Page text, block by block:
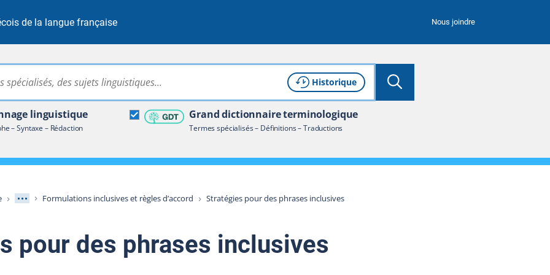
de la langue française
Nous joindre
Rechercher dans tout le site
Lancer la recherche
Consulter l'
Historiquede recherche
linguistique
– Syntaxe – Rédaction
Grand dictionnaire terminologique
Termes spécialisés – Définitions – Traductions
terminologique
Afficher les niveaux intermédiaires
Formulations inclusives et règles d’accord Stratégies pour des phrases inclusives
pour des phrases inclusives